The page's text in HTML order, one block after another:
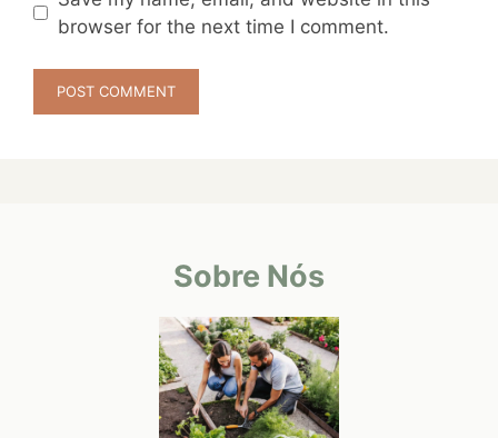
browser for the next time I comment.
Sobre Nós